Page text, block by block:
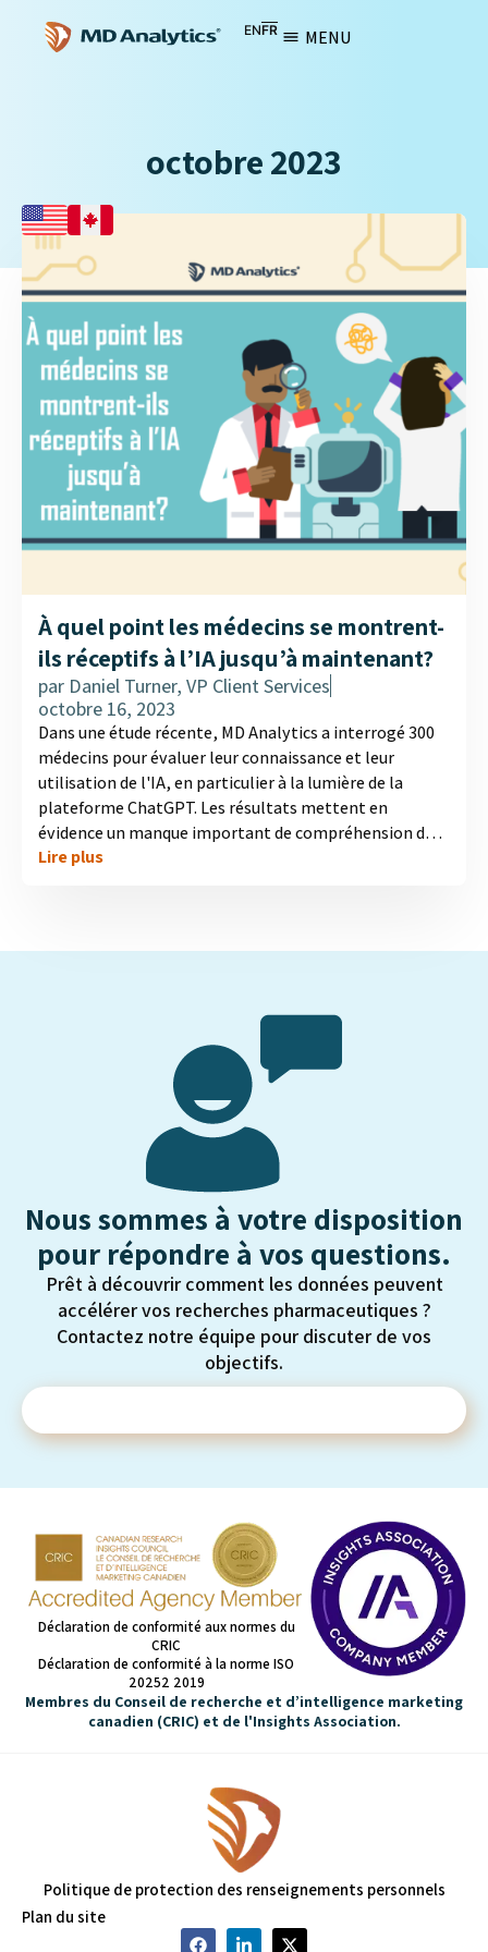
ENFR MENU
octobre 2023
À quel point les médecins se montrent-
ils réceptifs à l’IA jusqu’à maintenant?
par Daniel Turner, VP Client Services
octobre 16, 2023
Dans une étude récente, MD Analytics a interrogé 300
médecins pour évaluer leur connaissance et leur
utilisation de l'IA, en particulier à la lumière de la
plateforme ChatGPT. Les résultats mettent en
évidence un manque important de compréhension de
l'IA parmi les professionnels de la santé, moins de la
d'un manque de familiarité et de confiance. Les
Lire plus
Nous sommes à votre disposition
pour répondre à vos questions.
Prêt à découvrir comment les données peuvent
accélérer vos recherches pharmaceutiques ?
Contactez notre équipe pour discuter de vos
objectifs.
Déclaration de conformité aux normes du
CRIC
Déclaration de conformité à la norme ISO
20252 2019
Membres du Conseil de recherche et d’intelligence marketing
canadien (CRIC) et de l'Insights Association.
Politique de protection des renseignements personnels
Plan du site